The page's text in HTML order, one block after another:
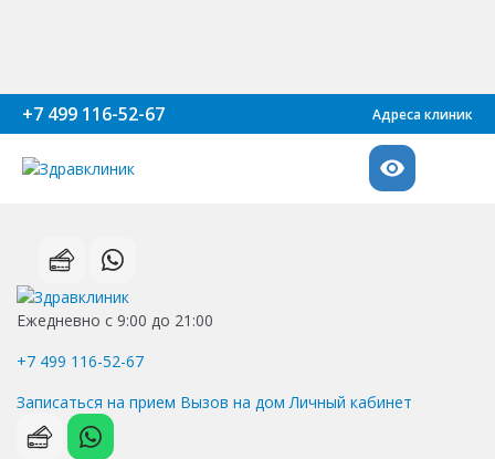
+7 499 116-52-67 Адреса клиник
Ежедневно с 9:00 до 21:00
+7 499 116-52-67
Записаться на прием Вызов на дом Личный кабинет